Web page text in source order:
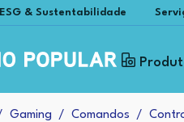
ESG & Sustentabilidade
Gaming Comandos